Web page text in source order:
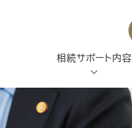
相続サポート内容